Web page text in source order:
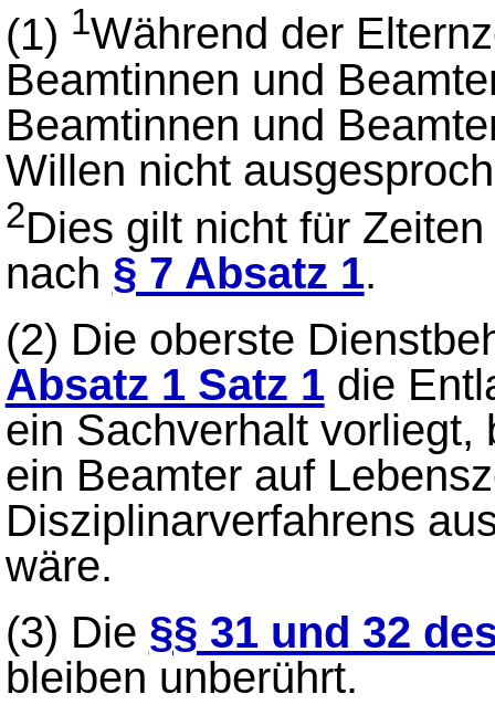
(1) 1Während der
Beamtinnen und
Beamtinnen und
Willen nicht
2Dies gilt nicht für
nach § 7 Absatz 1.
(2) Die oberste
Absatz 1 Satz 1die
ein Sachverhalt vorliegt,
ein Beamter auf
Disziplinarverfahrens
wäre.
(3) Die §§ 31 und 32
bleiben unberührt.